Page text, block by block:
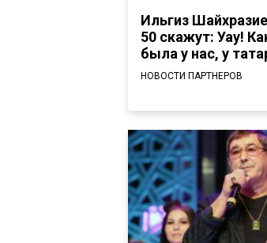
Ильгиз
50 скажут: Уау!
была у нас, у
НОВОСТИ ПАРТНЕРОВ